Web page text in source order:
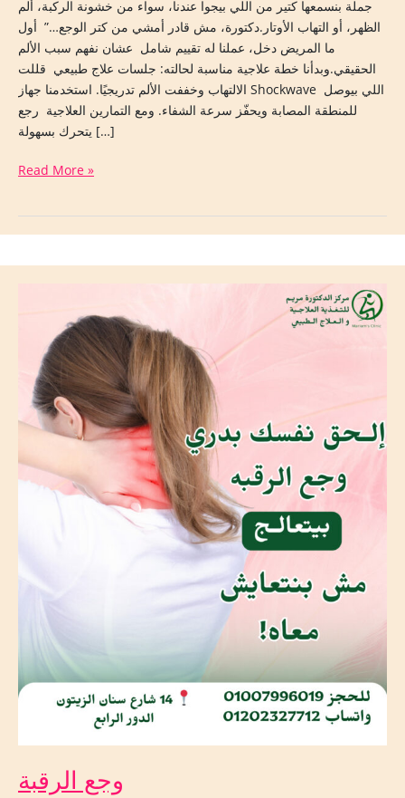
جملة بنسمعها كتير من اللي بيجوا عندنا، سواء من خشونة الركبة، ألم
الظهر، أو التهاب الأوتار.دكتورة، مش قادر أمشي من كتر الوجع…” أول
ما المريض دخل، عملنا له تقييم شامل عشان نفهم سبب الألم
الحقيقي.وبدأنا خطة علاجية مناسبة لحالته: جلسات علاج طبيعي قللت
الالتهاب وخففت الألم تدريجيًا. استخدمنا جهاز Shockwave اللي بيوصل
للمنطقة المصابة ويحفّز سرعة الشفاء. ومع التمارين العلاجية رجع
يتحرك بسهولة […]
Read More »
وجع الرقبة